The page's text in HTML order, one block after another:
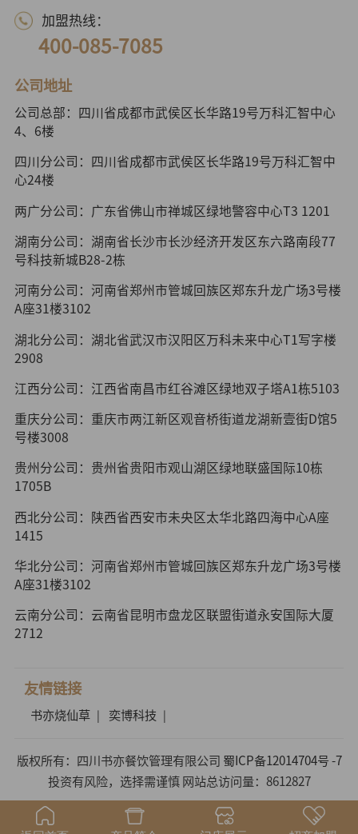
加盟热线：
400-085-7085
公司地址
公司总部：四川省成都市武侯区长华路19号万科汇智中心
4、6楼
四川分公司：四川省成都市武侯区长华路19号万科汇智中
心24楼
两广分公司：广东省佛山市禅城区绿地警容中心T3 1201
湖南分公司：湖南省长沙市长沙经济开发区东六路南段77
号科技新城B28-2栋
河南分公司：河南省郑州市管城回族区郑东升龙广场3号楼
A座31楼3102
湖北分公司：湖北省武汉市汉阳区万科未来中心T1写字楼
2908
江西分公司：江西省南昌市红谷滩区绿地双子塔A1栋5103
重庆分公司：重庆市两江新区观音桥街道龙湖新壹街D馆5
号楼3008
贵州分公司：贵州省贵阳市观山湖区绿地联盛国际10栋
1705B
西北分公司：陕西省西安市未央区太华北路四海中心A座
1415
华北分公司：河南省郑州市管城回族区郑东升龙广场3号楼
A座31楼3102
云南分公司：云南省昆明市盘龙区联盟街道永安国际大厦
2712
友情链接
书亦烧仙草 奕博科技
版权所有：四川书亦餐饮管理有限公司 蜀ICP备12014704号 -7
投资有风险，选择需谨慎 网站总访问量：8612827